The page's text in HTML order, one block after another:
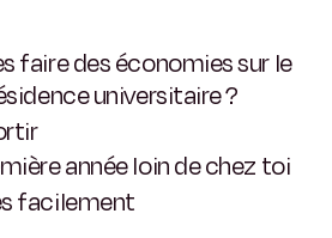
faire des économies sur le
universitaire ?
année loin de chez toi
facilement